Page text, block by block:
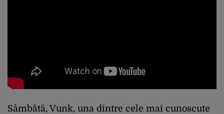
Sâmbătă, Vunk, una dintre cele mai cunoscute